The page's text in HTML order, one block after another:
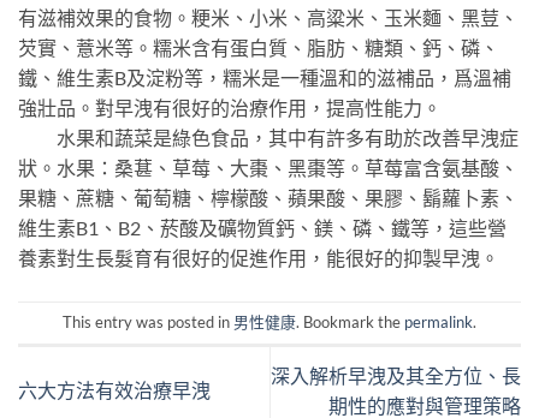
有滋補效果的食物。粳米、小米、高粱米、玉米麵、黑荳、
芡實、薏米等。糯米含有蛋白質、脂肪、糖類、鈣、磷、
鐵、維生素B及淀粉等，糯米是一種溫和的滋補品，爲溫補
強壯品。對早洩有很好的治療作用，提高性能力。
水果和蔬菜是綠色食品，其中有許多有助於改善早洩症
狀。水果：桑葚、草莓、大棗、黑棗等。草莓富含氨基酸、
果糖、蔗糖、葡萄糖、檸檬酸、蘋果酸、果膠、鬍蘿卜素、
維生素B1、B2、菸酸及礦物質鈣、鎂、磷、鐵等，這些營
養素對生長髮育有很好的促進作用，能很好的抑製早洩。
This entry was posted in 男性健康. Bookmark the permalink.
六大方法有效治療早洩
深入解析早洩及其全方位、長
期性的應對與管理策略